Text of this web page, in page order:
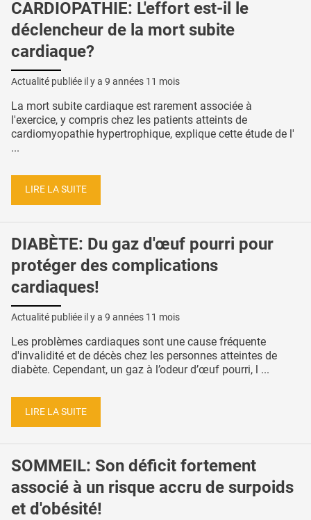
CARDIOPATHIE: L'effort est-il le
déclencheur de la mort subite
cardiaque?
Actualité publiée il y a 9 années 11 mois
La mort subite cardiaque est rarement associée à
l'exercice, y compris chez les patients atteints de
cardiomyopathie hypertrophique, explique cette étude de l'
...
LIRE LA SUITE
DIABÈTE: Du gaz d'œuf pourri pour
protéger des complications
cardiaques!
Actualité publiée il y a 9 années 11 mois
Les problèmes cardiaques sont une cause fréquente
d'invalidité et de décès chez les personnes atteintes de
diabète. Cependant, un gaz à l’odeur d’œuf pourri, l ...
LIRE LA SUITE
SOMMEIL: Son déficit fortement
associé à un risque accru de surpoids
et d'obésité!